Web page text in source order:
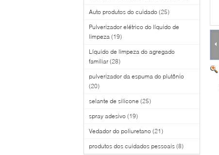
Auto produtos do cuidado (25)
Pulverizador elétrico do líquido de
limpeza (19)
Líquido de limpeza do agregado
familiar (28)
pulverizador da espuma do plutônio
(20)
selante de silicone (25)
spray adesivo (19)
Vedador do poliuretano (21)
produtos dos cuidados pessoais (8)